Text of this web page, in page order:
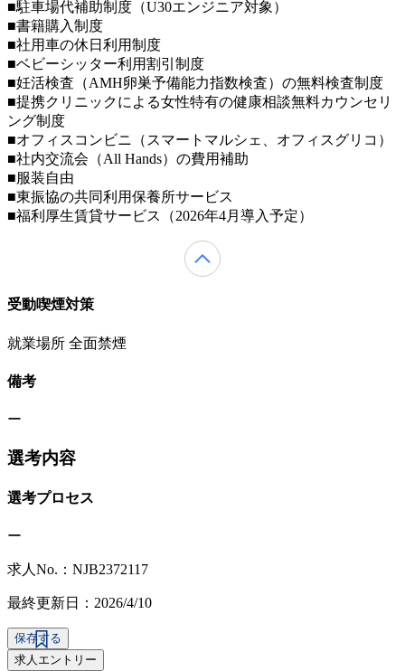
■駐車場代補助制度（U30エンジニア対象）
■書籍購入制度
■社用車の休日利用制度
■ベビーシッター利用割引制度
■妊活検査（AMH卵巣予備能力指数検査）の無料検査制度
■提携クリニックによる女性特有の健康相談無料カウンセリ
ング制度
■オフィスコンビニ（スマートマルシェ、オフィスグリコ）
■社内交流会（All Hands）の費用補助
■服装自由
■東振協の共同利用保養所サービス
■福利厚生賃貸サービス（2026年4月導入予定）
受動喫煙対策
就業場所 全面禁煙
備考
ー
選考内容
選考プロセス
ー
求人No.：NJB2372117
最終更新日：2026/4/10
保存する
求人エントリー